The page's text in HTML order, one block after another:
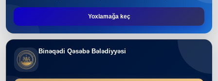
Yoxlamağa keç
Binəqədi Qəsəbə Bələdiyyəsi